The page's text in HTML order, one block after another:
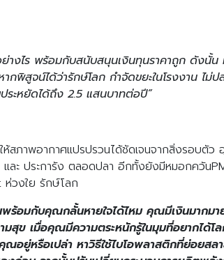
ย่างไร พร้อมกับสนับสนุนเงินทุนราคาถูก ดังนั้
พิสูจน์ได้ว่ารักษ์โลก กำจัดขยะในโรงงาน ไม่
ระหยัดได้ถึง 2.5 แสนบาทต่อปี”
ห้สภาพอากาศแปรปรวนได้ชัดเจนจากสิ่งรอบ
ประการัง ตลอดปลา อีกทั้งยังมีหมอกควัน
ห่วงใย รักษ์โลก
พร้อมกับคุณกลั้นหายใจได้ไหม คุณมีเงินมาก
สุข เมื่อคุณมีความตระหนักรู้ในมุมที่อยากได้
ณอยู่หรือเปล่า หาวิธีใช้ไบโอพลาสติกที่ย่อยส